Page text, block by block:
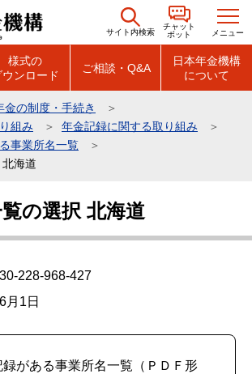
サイト内検索
チャット
ボット
メニュー
様式の
ウンロード
ご相談・Q&A
日本年金機構
について
金の制度・手続き
組み
年金記録に関する取り組み
事業所名一覧
海道
の選択 北海道
228-968-427
月1日
がある事業所名一覧（ＰＤＦ形